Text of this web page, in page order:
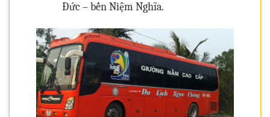
Đức – bến Niệm Nghĩa.